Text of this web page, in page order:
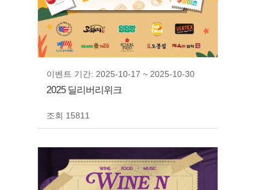
이벤트 기간: 2025-10-17 ~ 2025-10-30
2025 딜리버리위크
조회 15811